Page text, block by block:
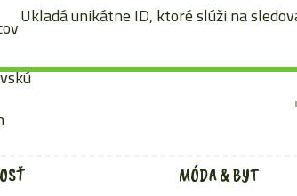
MÓDA & BYT
Ukladá unikátne ID, ktoré slúži na